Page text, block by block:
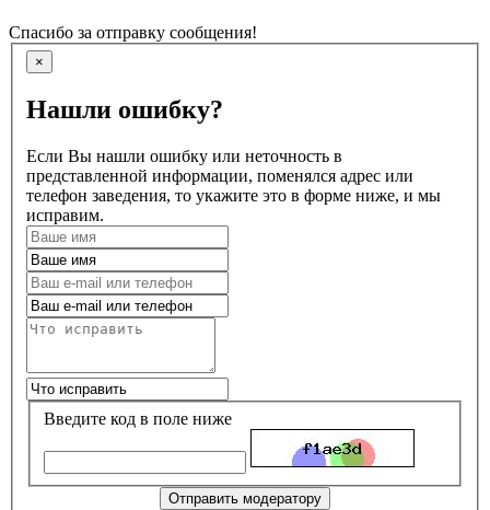
Спасибо за отправку сообщения!
×
Нашли ошибку?
Если Вы нашли ошибку или неточность в
представленной информации, поменялся адрес или
телефон заведения, то укажите это в форме ниже, и мы
исправим.
Введите код в поле ниже
Отправить модератору